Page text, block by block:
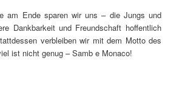
am Ende sparen wir uns – die Jungs und
Dankbarkeit und Freundschaft hoffentlich
verbleiben wir mit dem Motto des
ist nicht genug – Samb e Monaco!